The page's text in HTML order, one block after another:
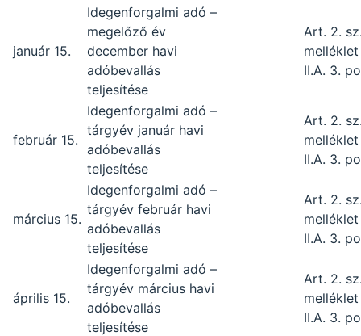
január 15.
Idegenforgalmi adó –
megelőző év
december havi
adóbevallás
teljesítése
Art. 2.
melléklet
II.A. 3.
február 15.
Idegenforgalmi adó –
tárgyév január havi
adóbevallás
teljesítése
Art. 2.
melléklet
II.A. 3.
március 15.
Idegenforgalmi adó –
tárgyév február havi
adóbevallás
teljesítése
Art. 2.
melléklet
II.A. 3.
április 15.
Idegenforgalmi adó –
tárgyév március havi
adóbevallás
teljesítése
Art. 2.
melléklet
II.A. 3.